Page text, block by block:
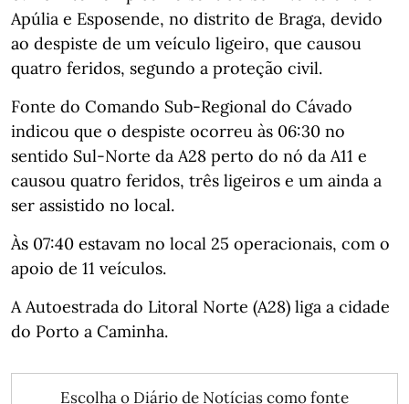
Apúlia e Esposende, no distrito de Braga, devido
ao despiste de um veículo ligeiro, que causou
quatro feridos, segundo a proteção civil.
Fonte do Comando Sub-Regional do Cávado
indicou que o despiste ocorreu às 06:30 no
sentido Sul-Norte da A28 perto do nó da A11 e
causou quatro feridos, três ligeiros e um ainda a
ser assistido no local.
Às 07:40 estavam no local 25 operacionais, com o
apoio de 11 veículos.
A Autoestrada do Litoral Norte (A28) liga a cidade
do Porto a Caminha.
Escolha o Diário de Notícias como fonte